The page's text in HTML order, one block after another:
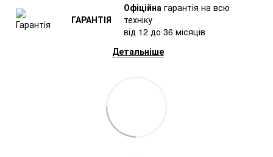
ГАРАНТІЯ
Офіційна гарантія на всю
техніку
від 12 до 36 місяців
Детальніше